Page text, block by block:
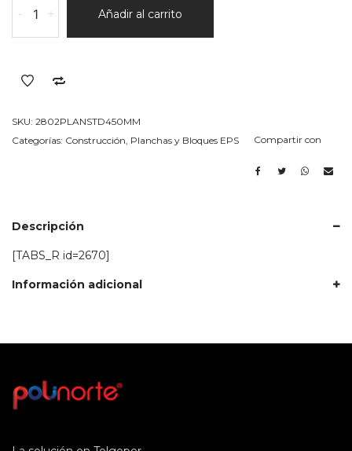
-
en
EPS
STD
+ Añadir al carrito
SKU: 2802PLANSTD450MM
Categorías: Construcción Planchas y Bloques EPS Compartir con
Descripción
[TABS_R id=2670]
Información adicional